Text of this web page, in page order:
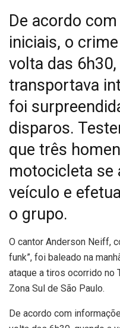
De acordo
iniciais, o
volta das
transportava
foi
disparos.
que três
motocicleta se
veículo e
o grupo.
O cantor Anderson Neiff,
funk”, foi baleado na
ataque a tiros ocorrido no
Zona Sul de São Paulo.
De acordo com